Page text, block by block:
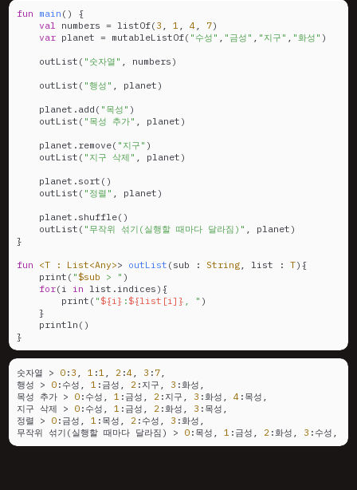
fun main ()
{
val numbers = listOf( 3 , 1 , 4, 7)
var planet = mutableListOf( "수성" , "금성" , "지구" , "화성" )
    outList(
"숫자열" , numbers)
    outList(
"행성" , planet)
    planet.add(
"목성" )
    outList(
"목성 추가" , planet)
    planet.remove(
"지구" )
    outList(
"지구 삭제" , planet)
    planet.sort()
    outList(
"정렬" , planet)
    planet.shuffle()
    outList(
"무작위 섞기(실행할 때마다 달라짐)" , planet)
}
fun <T : List<Any>> outList (sub : String, list : T) {
    print(
" $sub > " )
for(i in list.indices){
        print(
" ${i} : ${list[i]} , " )
    }
    println()
}
숫자열 > 0 : 3 , 1 :1 , 2 :4, 3 : 7,
행성 > 0 :수성, 1 :금성, 2 :지구, 3 :화성,
목성 추가 > 0 :수성, 1 :금성, 2 :지구, 3 :화성, 4 :목성,
지구 삭제 > 0 :수성, 1 :금성, 2 :화성, 3 :목성,
정렬 > 0 :금성, 1 :목성, 2 :수성, 3 :화성,
무작위 섞기(실행할 때마다 달라짐) > 0 :목성, 1 :금성, 2 :화성, 3 :수성,